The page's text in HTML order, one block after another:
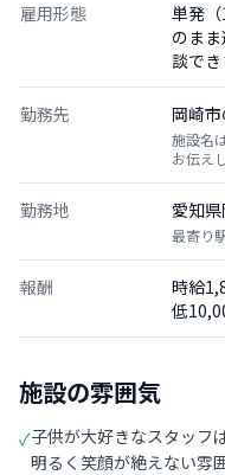
雇用形態
単発
のま
談でき
勤務先 岡崎市
施設名
お伝え
勤務地 愛知
最寄り
報酬
時給
低
施設の雰囲気
✓子供が大好きなスタッフ
明るく笑顔が絶えない雰